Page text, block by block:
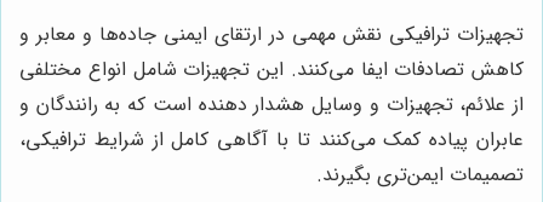
تجهیزات ترافیکی نقش مهمی در ارتقای ایمنی جاده‌ها و معابر و
کاهش تصادفات ایفا می‌کنند. این تجهیزات شامل انواع مختلفی
از علائم، تجهیزات و وسایل هشدار دهنده است که به رانندگان و
عابران پیاده کمک می‌کنند تا با آگاهی کامل از شرایط ترافیکی،
تصمیمات ایمن‌تری بگیرند.